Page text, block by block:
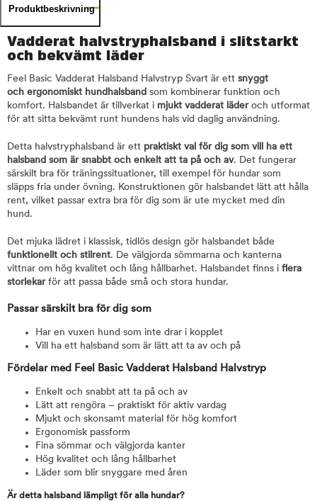
Produktbeskrivning
Vadderat halvstryphalsband i slitstarkt
och bekvämt läder
Feel Basic Vadderat Halsband Halvstryp Svart är ett snyggt
och ergonomiskt hundhalsband som kombinerar funktion och
komfort. Halsbandet är tillverkat i mjukt vadderat läderoch utformat
för att sitta bekvämt runt hundens hals vid daglig användning.
Detta halvstryphalsband är ett praktiskt val för dig som vill ha ett
halsband som är snabbt och enkelt att ta på och av. Det fungerar
särskilt bra för träningssituationer, till exempel för hundar som
släpps fria under övning. Konstruktionen gör halsbandet lätt att hålla
rent, vilket passar extra bra för dig som är ute mycket med din
hund.
Det mjuka lädret i klassisk, tidlös design gör halsbandet både
funktionellt och stilrent. De välgjorda sömmarna och kanterna
vittnar om hög kvalitet och lång hållbarhet. Halsbandet finns i flera
storlekarför att passa både små och stora hundar.
Passar särskilt bra för dig som
Har en vuxen hund som inte drar i kopplet
Vill ha ett halsband som är lätt att ta av och på
Fördelar med Feel Basic Vadderat Halsband Halvstryp
Enkelt och snabbt att ta på och av
Lätt att rengöra – praktiskt för aktiv vardag
Mjukt och skonsamt material för hög komfort
Ergonomisk passform
Fina sömmar och välgjorda kanter
Hög kvalitet och lång hållbarhet
Läder som blir snyggare med åren
Är detta halsband lämpligt för alla hundar?